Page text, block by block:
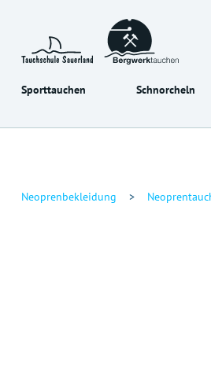
Sporttauchen Schnorcheln
Neoprenbekleidung >